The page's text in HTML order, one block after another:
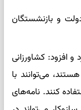
و بازنشستگان
و افزود: کشاورزانی
می‌توانند با
کنند. نامه‌های